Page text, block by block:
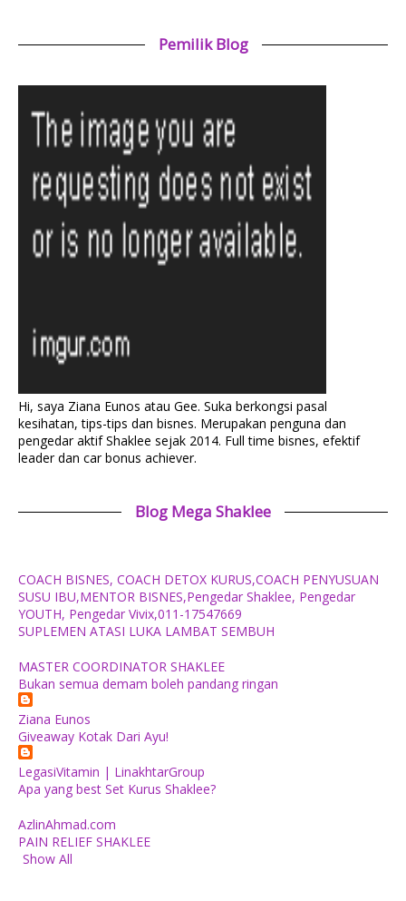
Pemilik Blog
Hi, saya Ziana Eunos atau Gee. Suka berkongsi pasal
kesihatan, tips-tips dan bisnes. Merupakan penguna dan
pengedar aktif Shaklee sejak 2014. Full time bisnes, efektif
leader dan car bonus achiever.
Blog Mega Shaklee
COACH BISNES, COACH DETOX KURUS,COACH PENYUSUAN
SUSU IBU,MENTOR BISNES,Pengedar Shaklee, Pengedar
YOUTH, Pengedar Vivix,011-17547669
SUPLEMEN ATASI LUKA LAMBAT SEMBUH
MASTER COORDINATOR SHAKLEE
Bukan semua demam boleh pandang ringan
Ziana Eunos
Giveaway Kotak Dari Ayu!
LegasiVitamin | LinakhtarGroup
Apa yang best Set Kurus Shaklee?
AzlinAhmad.com
PAIN RELIEF SHAKLEE
Show All